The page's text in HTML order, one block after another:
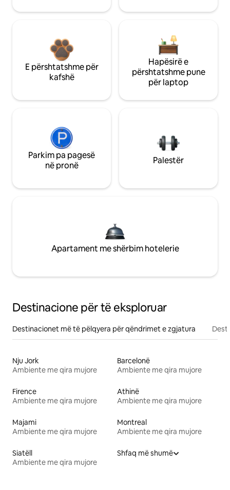
E përshtatshme për
kafshë
Hapësirë e
përshtatshme pune
për laptop
Parkim pa pagesë
në pronë
Palestër
Apartament me shërbim hotelerie
Destinacione për të eksploruar
Destinacionet më të pëlqyera për qëndrimet e zgjatura
Nju Jork
Ambiente me qira mujore
Barcelonë
Ambiente me qira mujore
Firence
Ambiente me qira mujore
Athinë
Ambiente me qira mujore
Majami
Ambiente me qira mujore
Montreal
Ambiente me qira mujore
Siatëll
Ambiente me qira mujore
Shfaq më shumë